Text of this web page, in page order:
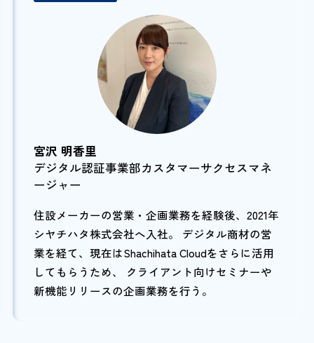
宮沢 明香里
デジタル認証事業部カスタマーサクセスマネ
ージャー
住設メーカーの営業・企画業務を経験後、2021年
シヤチハタ株式会社へ入社。 デジタル商材の営
業を経て、現在はShachihata Cloudをさらに活用
してもらうため、 クライアント向けセミナーや
新機能リリースの企画業務を行う。